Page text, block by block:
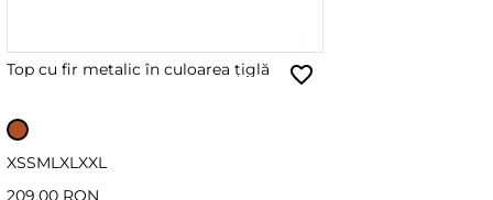
Top cu fir metalic în culoarea țiglă
XSSML XL XXL
209.00 RON